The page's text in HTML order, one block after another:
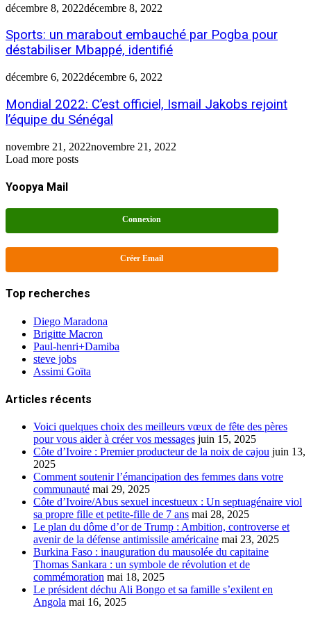
décembre 8, 2022décembre 8, 2022
Sports: un marabout embauché par Pogba pour
déstabiliser Mbappé, identifié
décembre 6, 2022décembre 6, 2022
Mondial 2022: C’est officiel, Ismail Jakobs rejoint
l’équipe du Sénégal
novembre 21, 2022novembre 21, 2022
Load more posts
Yoopya Mail
Connexion
Créer Email
Top recherches
Diego Maradona
Brigitte Macron
Paul-henri+Damiba
steve jobs
Assimi Goïta
Articles récents
Voici quelques choix des meilleurs vœux de fête des pères
pour vous aider à créer vos messages juin 15, 2025
Côte d’Ivoire : Premier producteur de la noix de cajou juin 13,
2025
Comment soutenir l’émancipation des femmes dans votre
communauté mai 29, 2025
Côte d’Ivoire/Abus sexuel incestueux : Un septuagénaire viol
sa propre fille et petite-fille de 7 ans mai 28, 2025
Le plan du dôme d’or de Trump : Ambition, controverse et
avenir de la défense antimissile américaine mai 23, 2025
Burkina Faso : inauguration du mausolée du capitaine
Thomas Sankara : un symbole de révolution et de
commémoration mai 18, 2025
Le président déchu Ali Bongo et sa famille s’exilent en
Angola mai 16, 2025